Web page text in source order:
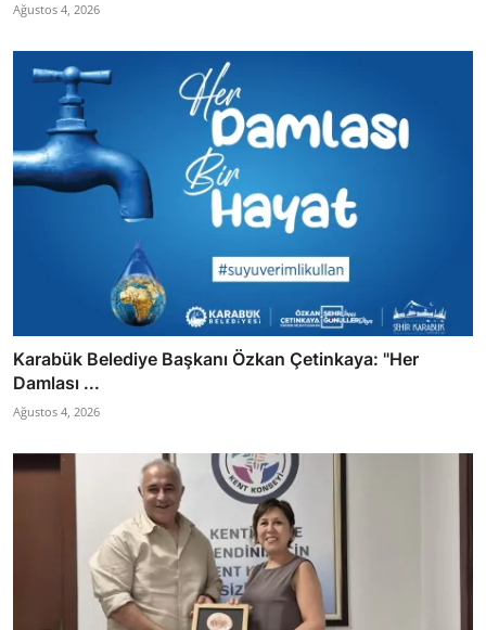
Ağustos 4, 2026
Karabük Belediye Başkanı Özkan Çetinkaya: "Her
Damlası ...
Ağustos 4, 2026